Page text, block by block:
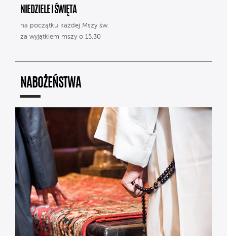
NIEDZIELE I ŚWIĘTA
na początku każdej Mszy św.
za wyjątkiem mszy o 15.30
NABOŻEŃSTWA